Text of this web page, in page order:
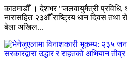
काठमाडौँ । देशभर "जलवायुमैत्री प्रविधि,
नारासहित २३औँ राष्ट्रिय धान दिवस तथा
बेला अखिल...